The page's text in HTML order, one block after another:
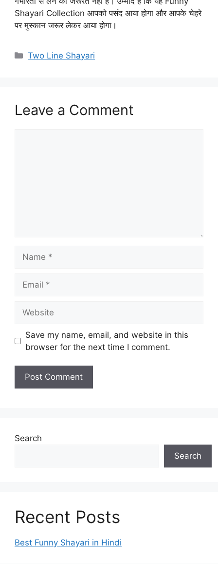
Shayari Collection आपको पसंद आया होगा और आपके चेहरे
पर मुस्कान जरूर लेकर आया होगा।
Categories
Two Line Shayari
Leave a Comment
Save my name, email, and website in this
browser for the next time I comment.
Search
Search
Recent Posts
Best Funny Shayari in Hindi